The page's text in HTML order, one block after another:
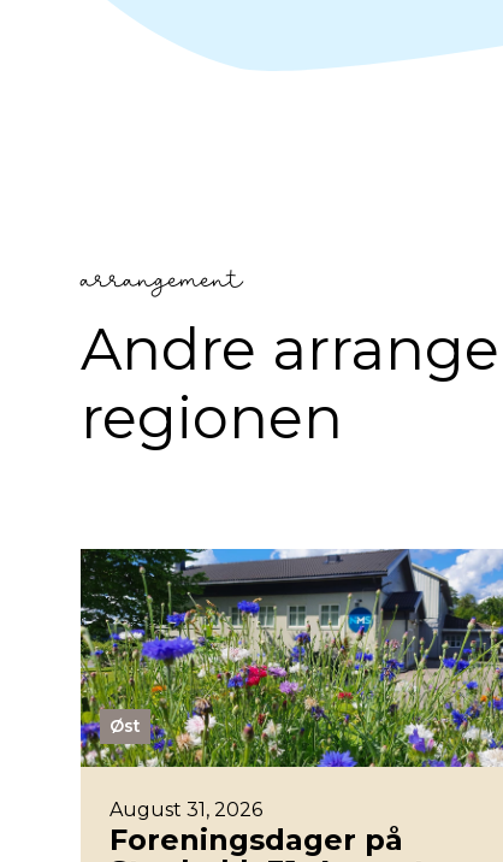
arrangement
Andre
regionen
Øst
August 31, 2026
Foreningsdager på